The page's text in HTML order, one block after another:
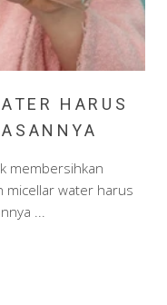
HARUS
membersihkan
micellar water harus
...